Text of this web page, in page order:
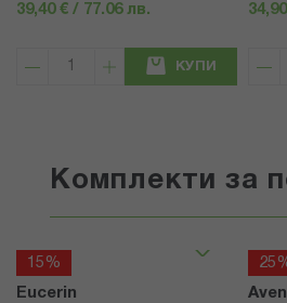
39,40 € / 77.06 лв.
КУПИ
Комплекти за
15%
Eucerin